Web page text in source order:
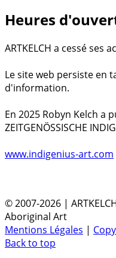
Heures
ARTKELCH a cessé ses
Le site web persiste en
d'information.
En 2025 Robyn Kelch a
ZEITGENÖSSISCHE
www.indigenius-art.com
© 2007-2026 |
Aboriginal Art
Mentions Légales |
Back to top